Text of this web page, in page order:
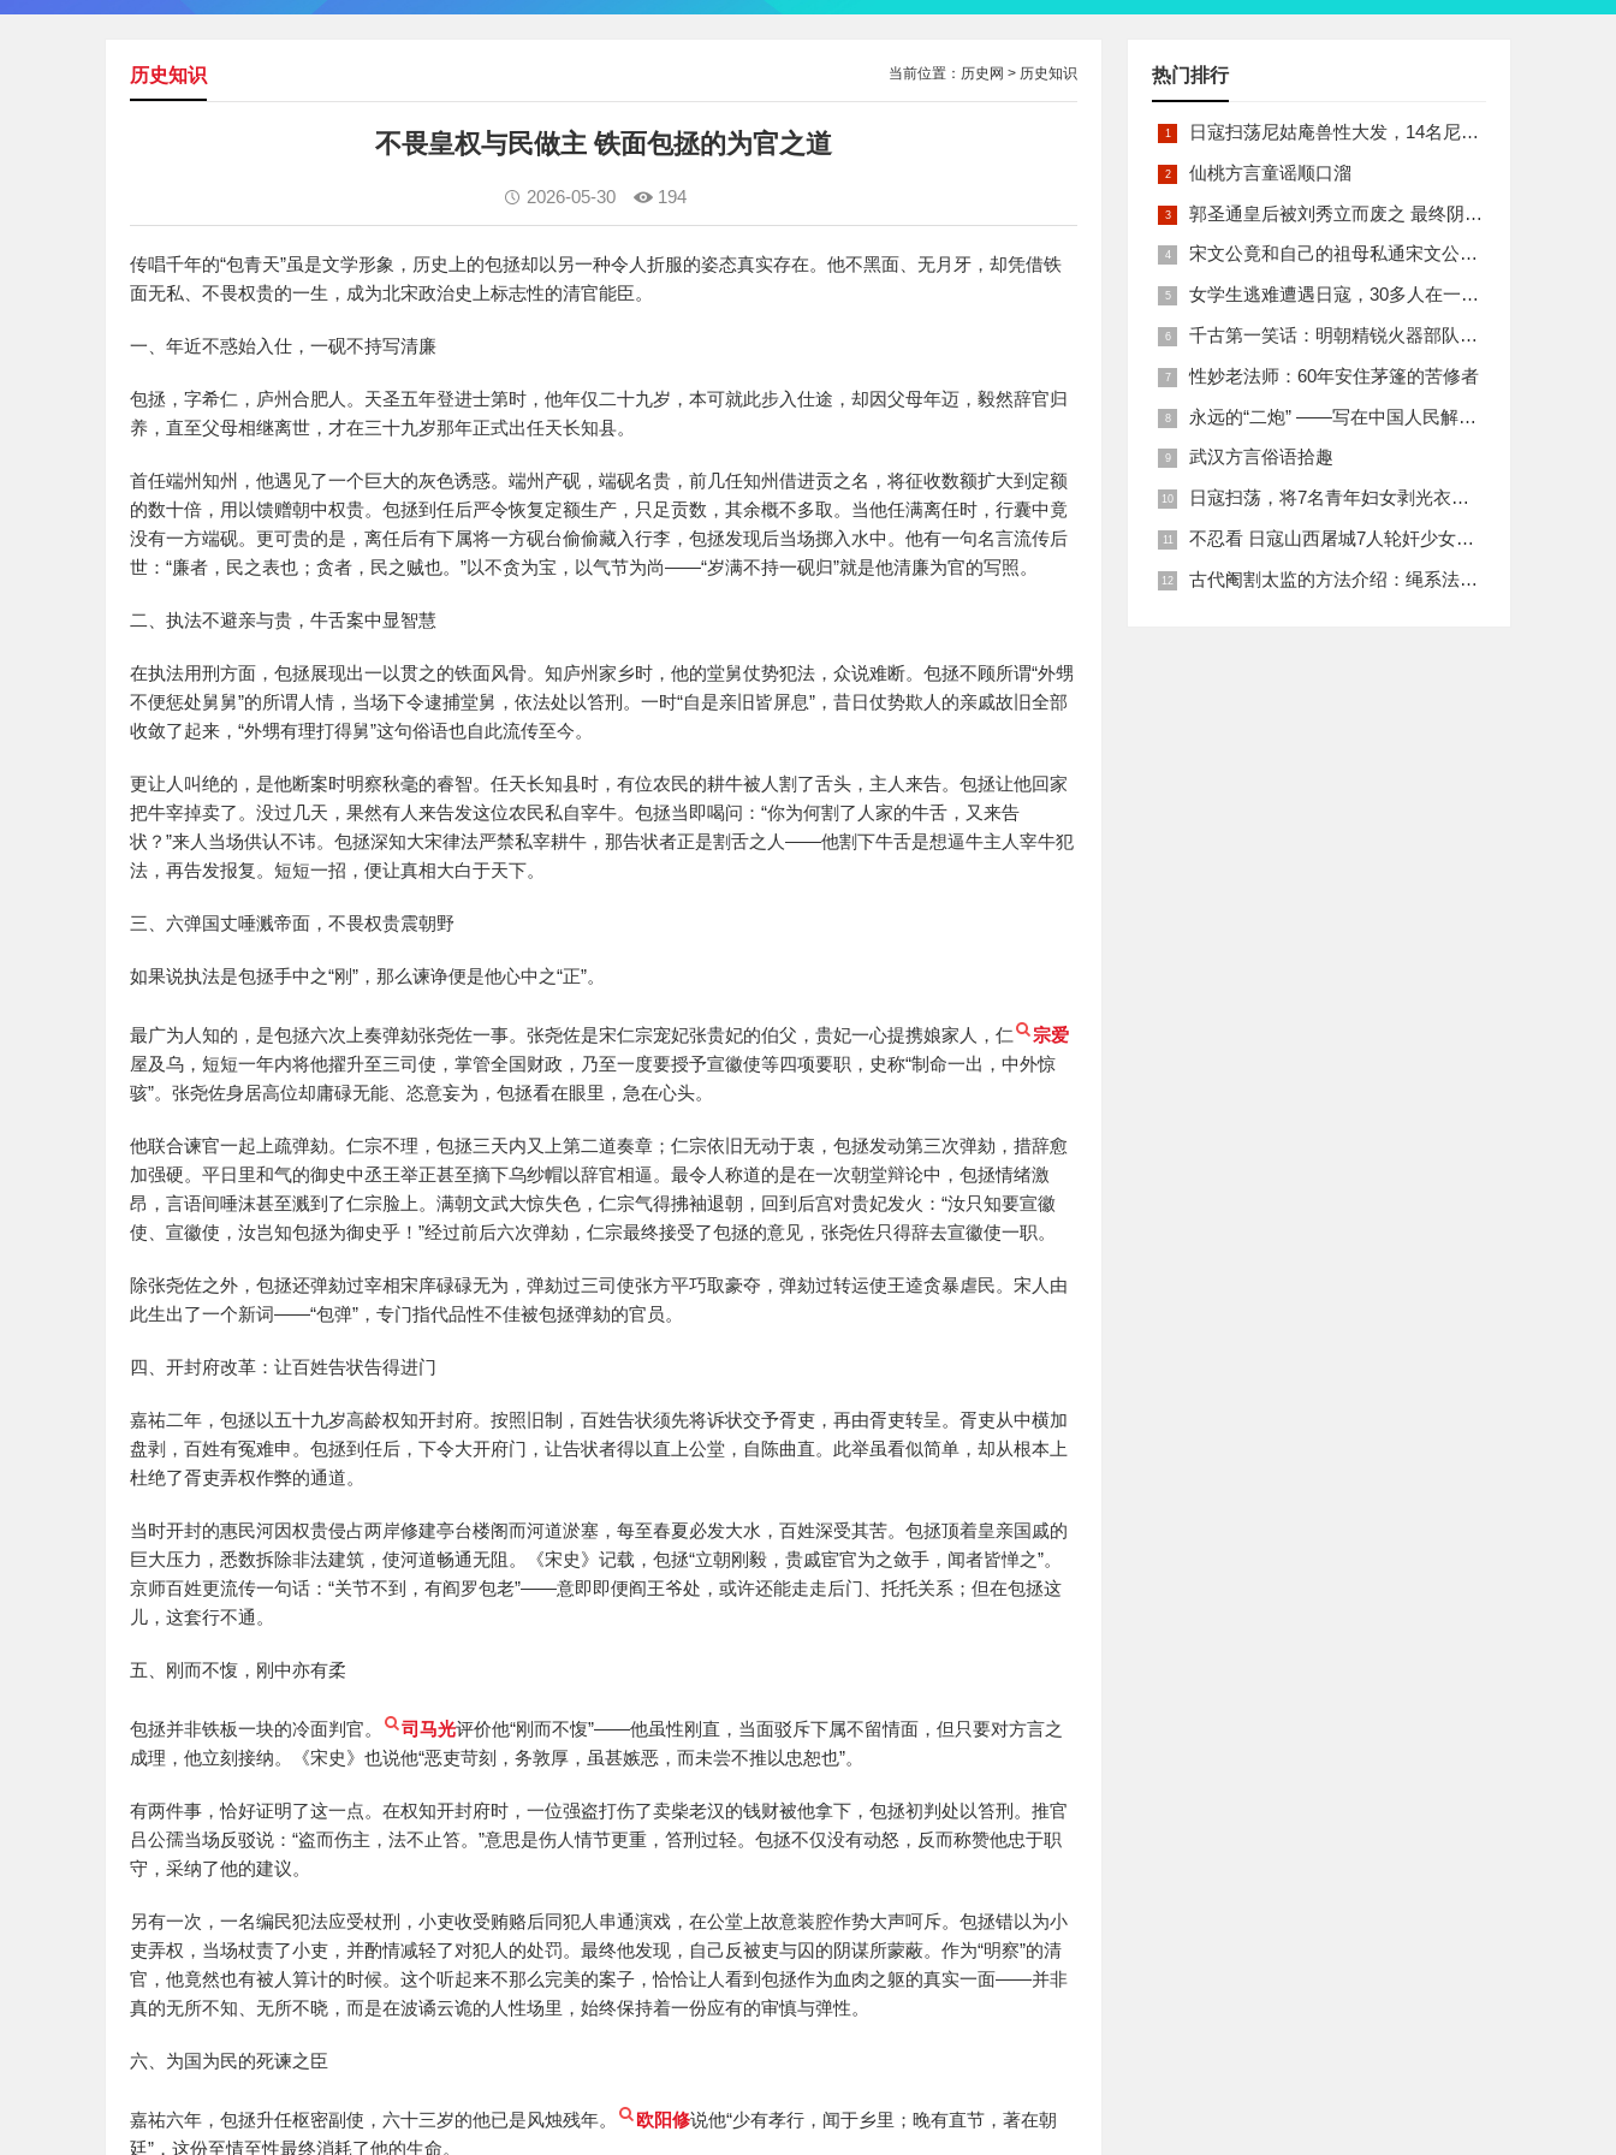
当前位置： 历史网 > 历史知识
历史知识
不畏皇权与民做主 铁面包拯的为官之道
2026-05-30 194
传唱千年的“包青天”虽是文学形象，历史上的包拯却以另一种令人折服的姿态真实存在。他不黑面、无月牙，却凭借铁
面无私、不畏权贵的一生，成为北宋政治史上标志性的清官能臣。
一、年近不惑始入仕，一砚不持写清廉
包拯，字希仁，庐州合肥人。天圣五年登进士第时，他年仅二十九岁，本可就此步入仕途，却因父母年迈，毅然辞官归
养，直至父母相继离世，才在三十九岁那年正式出任天长知县。
首任端州知州，他遇见了一个巨大的灰色诱惑。端州产砚，端砚名贵，前几任知州借进贡之名，将征收数额扩大到定额
的数十倍，用以馈赠朝中权贵。包拯到任后严令恢复定额生产，只足贡数，其余概不多取。当他任满离任时，行囊中竟
没有一方端砚。更可贵的是，离任后有下属将一方砚台偷偷藏入行李，包拯发现后当场掷入水中。他有一句名言流传后
世：“廉者，民之表也；贪者，民之贼也。”以不贪为宝，以气节为尚——“岁满不持一砚归”就是他清廉为官的写照。
二、执法不避亲与贵，牛舌案中显智慧
在执法用刑方面，包拯展现出一以贯之的铁面风骨。知庐州家乡时，他的堂舅仗势犯法，众说难断。包拯不顾所谓“外甥
不便惩处舅舅”的所谓人情，当场下令逮捕堂舅，依法处以笞刑。一时“自是亲旧皆屏息”，昔日仗势欺人的亲戚故旧全部
收敛了起来，“外甥有理打得舅”这句俗语也自此流传至今。
更让人叫绝的，是他断案时明察秋毫的睿智。任天长知县时，有位农民的耕牛被人割了舌头，主人来告。包拯让他回家
把牛宰掉卖了。没过几天，果然有人来告发这位农民私自宰牛。包拯当即喝问：“你为何割了人家的牛舌，又来告
状？”来人当场供认不讳。包拯深知大宋律法严禁私宰耕牛，那告状者正是割舌之人——他割下牛舌是想逼牛主人宰牛犯
法，再告发报复。短短一招，便让真相大白于天下。
三、六弹国丈唾溅帝面，不畏权贵震朝野
如果说执法是包拯手中之“刚”，那么谏诤便是他心中之“正”。
最广为人知的，是包拯六次上奏弹劾张尧佐一事。张尧佐是宋仁宗宠妃张贵妃的伯父，贵妃一心提携娘家人，仁
宗爱
屋及乌，短短一年内将他擢升至三司使，掌管全国财政，乃至一度要授予宣徽使等四项要职，史称“制命一出，中外惊
骇”。张尧佐身居高位却庸碌无能、恣意妄为，包拯看在眼里，急在心头。
他联合谏官一起上疏弹劾。仁宗不理，包拯三天内又上第二道奏章；仁宗依旧无动于衷，包拯发动第三次弹劾，措辞愈
加强硬。平日里和气的御史中丞王举正甚至摘下乌纱帽以辞官相逼。最令人称道的是在一次朝堂辩论中，包拯情绪激
昂，言语间唾沫甚至溅到了仁宗脸上。满朝文武大惊失色，仁宗气得拂袖退朝，回到后宫对贵妃发火：“汝只知要宣徽
使、宣徽使，汝岂知包拯为御史乎！”经过前后六次弹劾，仁宗最终接受了包拯的意见，张尧佐只得辞去宣徽使一职。
除张尧佐之外，包拯还弹劾过宰相宋庠碌碌无为，弹劾过三司使张方平巧取豪夺，弹劾过转运使王逵贪暴虐民。宋人由
此生出了一个新词——“包弹”，专门指代品性不佳被包拯弹劾的官员。
四、开封府改革：让百姓告状告得进门
嘉祐二年，包拯以五十九岁高龄权知开封府。按照旧制，百姓告状须先将诉状交予胥吏，再由胥吏转呈。胥吏从中横加
盘剥，百姓有冤难申。包拯到任后，下令大开府门，让告状者得以直上公堂，自陈曲直。此举虽看似简单，却从根本上
杜绝了胥吏弄权作弊的通道。
当时开封的惠民河因权贵侵占两岸修建亭台楼阁而河道淤塞，每至春夏必发大水，百姓深受其苦。包拯顶着皇亲国戚的
巨大压力，悉数拆除非法建筑，使河道畅通无阻。《宋史》记载，包拯“立朝刚毅，贵戚宦官为之敛手，闻者皆惮之”。
京师百姓更流传一句话：“关节不到，有阎罗包老”——意即即便阎王爷处，或许还能走走后门、托托关系；但在包拯这
儿，这套行不通。
五、刚而不愎，刚中亦有柔
包拯并非铁板一块的冷面判官。 司马光评价他“刚而不愎”——他虽性刚直，当面驳斥下属不留情面，但只要对方言之
成理，他立刻接纳。《宋史》也说他“恶吏苛刻，务敦厚，虽甚嫉恶，而未尝不推以忠恕也”。
有两件事，恰好证明了这一点。在权知开封府时，一位强盗打伤了卖柴老汉的钱财被他拿下，包拯初判处以笞刑。推官
吕公孺当场反驳说：“盗而伤主，法不止笞。”意思是伤人情节更重，笞刑过轻。包拯不仅没有动怒，反而称赞他忠于职
守，采纳了他的建议。
另有一次，一名编民犯法应受杖刑，小吏收受贿赂后同犯人串通演戏，在公堂上故意装腔作势大声呵斥。包拯错以为小
吏弄权，当场杖责了小吏，并酌情减轻了对犯人的处罚。最终他发现，自己反被吏与囚的阴谋所蒙蔽。作为“明察”的清
官，他竟然也有被人算计的时候。这个听起来不那么完美的案子，恰恰让人看到包拯作为血肉之躯的真实一面——并非
真的无所不知、无所不晓，而是在波谲云诡的人性场里，始终保持着一份应有的审慎与弹性。
六、为国为民的死谏之臣
嘉祐六年，包拯升任枢密副使，六十三岁的他已是风烛残年。 欧阳修说他“少有孝行，闻于乡里；晚有直节，著在朝
廷”，这份至情至性最终消耗了他的生命。
热门排行
日寇扫荡尼姑庵兽性大发，14名尼姑遭玷污后集体自焚
仙桃方言童谣顺口溜
郭圣通皇后被刘秀立而废之 最终阴丽华当上了皇后 那么她的五个儿子有何结局
宋文公竟和自己的祖母私通宋文公是如何死的
女学生逃难遭遇日寇，30多人在一所小校里被集体奸淫
千古第一笑话：明朝精锐火器部队亡于一只'鸡'
性妙老法师：60年安住茅篷的苦修者
永远的“二炮” ——写在中国人民解放军火箭军组建之际
武汉方言俗语拾趣
日寇扫荡，将7名青年妇女剥光衣裤在庙前糟蹋
不忍看 日寇山西屠城7人轮奸少女后揪双腿活活分尸
古代阉割太监的方法介绍：绳系法与揉捏法